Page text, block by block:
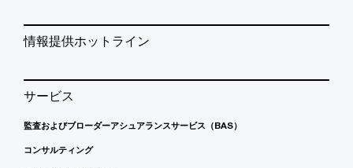
情報提供ホットライン
サービス
監査およびブローダーアシュアランスサービス（BAS）
コンサルティング